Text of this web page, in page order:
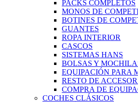
PACKS COMPLETOS
MONOS DE
BOTINES DE
GUANTES
ROPA INTERIOR
CASCOS
SISTEMAS HANS
BOLSAS Y
EQUIPACIÓN PARA
RESTO DE
COMPRA DE
COCHES CLÁSICOS